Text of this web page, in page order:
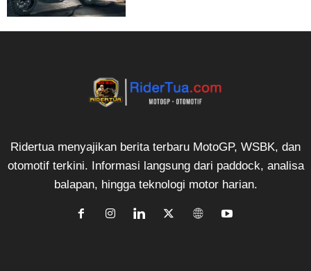
Ridertua menyajikan berita terbaru MotoGP, WSBK, dan
otomotif terkini. Informasi langsung dari paddock, analisa
balapan, hingga teknologi motor harian.